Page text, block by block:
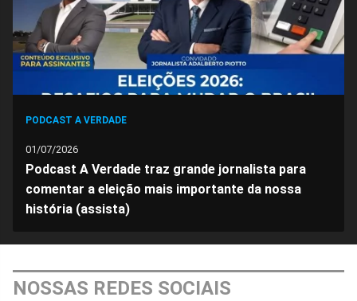
PODCAST A VERDADE
01/07/2026
Podcast A Verdade traz grande jornalista para
comentar a eleição mais importante da nossa
história (assista)
NOSSAS REDES SOCIAIS